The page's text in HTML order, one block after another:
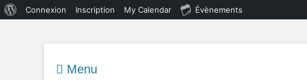
WordPress
Connexion Inscription My Calendar Évènements
Menu